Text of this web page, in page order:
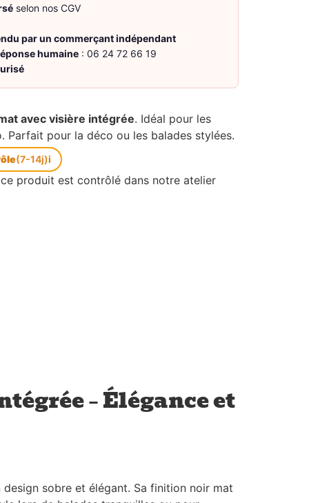
selon nos CGV
par un commerçant indépendant
humaine : 06 24 72 66 19
avec visière intégrée. Idéal pour les
Parfait pour la déco ou les balades stylées.
(7-14j)i
ce produit est contrôlé dans notre atelier
– Élégance et
sobre et élégant. Sa finition noir mat